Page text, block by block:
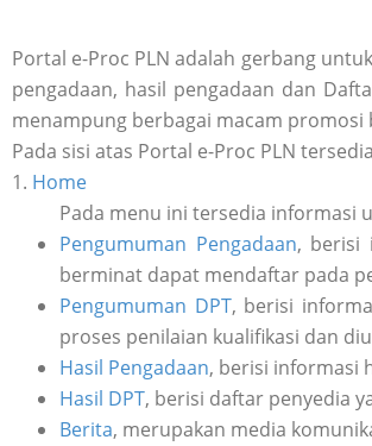
Portal e-Proc PLN adalah gerbang
pengadaan, hasil pengadaan dan
menampung berbagai macam promosi
Pada sisi atas Portal e-Proc PLN
1. Home
Pada menu ini tersedia informasi
Pengumuman Pengadaan, berisi
berminat dapat mendaftar pada
Pengumuman DPT, berisi
proses penilaian kualifikasi dan
Hasil Pengadaan, berisi informasi
Hasil DPT, berisi daftar penyedia
Berita, merupakan media